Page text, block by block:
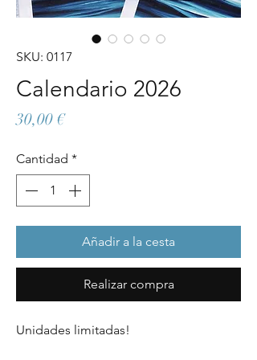
SKU: 0117
Calendario 2026
30,00 €Precio
Cantidad *
Añadir a la cesta
Realizar compra
Unidades limitadas!